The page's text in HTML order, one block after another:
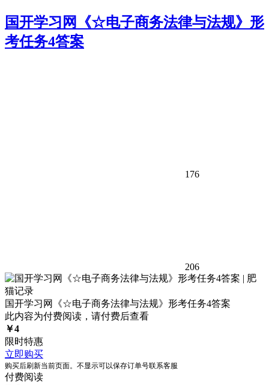
国开学习网《☆电子商务法律与法规》形
考任务4答案
176
206
国开学习网《☆电子商务法律与法规》形考任务4答案
此内容为付费阅读，请付费后查看
￥4
限时特惠
立即购买
购买后刷新当前页面。不显示可以保存订单号联系客服
付费阅读